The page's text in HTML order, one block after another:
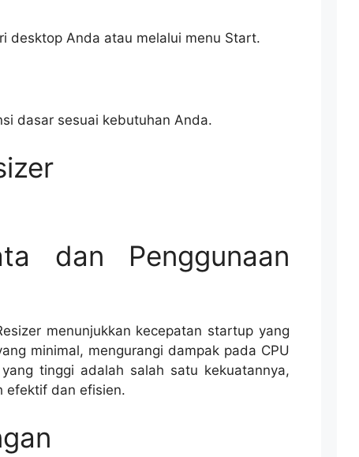
desktop Anda atau melalui menu Start.
dasar sesuai kebutuhan Anda.
dan Penggunaan
menunjukkan kecepatan startup yang
minimal, mengurangi dampak pada CPU
tinggi adalah salah satu kekuatannya,
efektif dan efisien.